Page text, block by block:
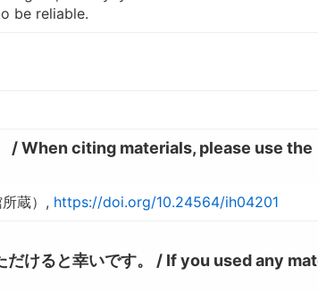
be reliable.
/ When citing materials, please use the
蔵）, https://doi.org/10.24564/ih04201
だけると幸いです。 / If you used any